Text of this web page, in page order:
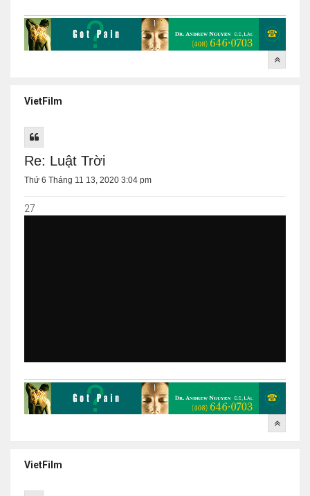
VietFilm
Re: Luật Trời
Thứ 6 Tháng 11 13, 2020 3:04 pm
27
VietFilm